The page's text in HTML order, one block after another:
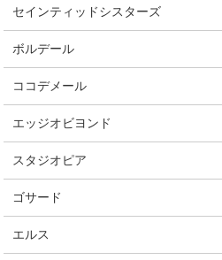
セインティッドシスターズ
ボルデール
ココデメール
エッジオビヨンド
スタジオピア
ゴサード
エルス